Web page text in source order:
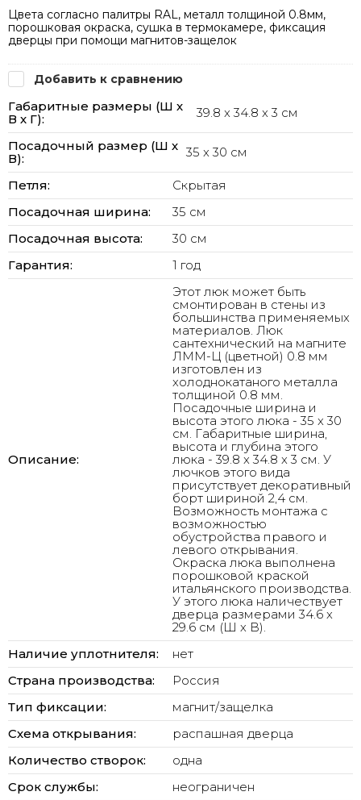
Цвета согласно палитры RAL, металл толщиной 0.8мм,
порошковая окраска, сушка в термокамере, фиксация
дверцы при помощи магнитов-защелок
Добавить к сравнению
Габаритные размеры (Ш х
В х Г):
39.8 x 34.8 x 3 см
Посадочный размер (Ш х
В):
35 x 30 см
Петля:
Скрытая
Посадочная ширина:
35 см
Посадочная высота:
30 см
Гарантия:
1 год
Описание:
Этот люк может быть
смонтирован в стены из
большинства применяемых
материалов. Люк
сантехнический на магните
ЛММ-Ц (цветной) 0.8 мм
изготовлен из
холоднокатаного металла
толщиной 0.8 мм.
Посадочные ширина и
высота этого люка - 35 x 30
см. Габаритные ширина,
высота и глубина этого
люка - 39.8 x 34.8 x 3 см. У
лючков этого вида
присутствует декоративный
борт шириной 2,4 см.
Возможность монтажа с
возможностью
обустройства правого и
левого открывания.
Окраска люка выполнена
порошковой краской
итальянского производства.
У этого люка наличествует
дверца размерами 34.6 x
29.6 см (Ш х В).
Наличие уплотнителя:
нет
Страна производства:
Россия
Тип фиксации:
магнит/защелка
Схема открывания:
распашная дверца
Количество створок:
одна
Срок службы:
неограничен